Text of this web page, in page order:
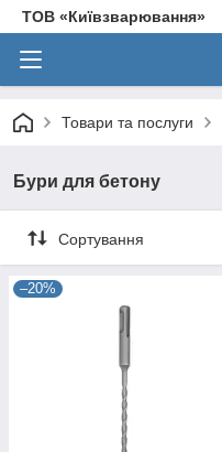
ТОВ «Київзварювання»
Товари та послуги
Бури для бетону
Сортування
–20%